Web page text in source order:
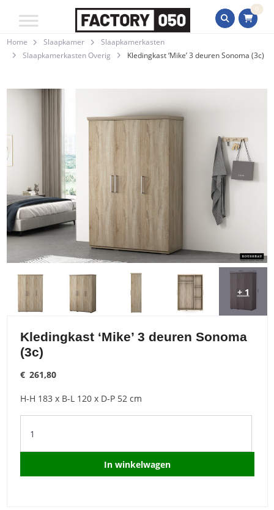
0
Home Slaapkamer
Slaapkamerkasten
Slaapkamerkasten Overig
Kledingkast ‘Mike’ 3 deuren Sonoma (3c)
+ 1
Kledingkast ‘Mike’ 3 deuren Sonoma
(3c)
€ 261,80
H-H 183 x B-L 120 x D-P 52 cm
'Mike'
In winkelwagen